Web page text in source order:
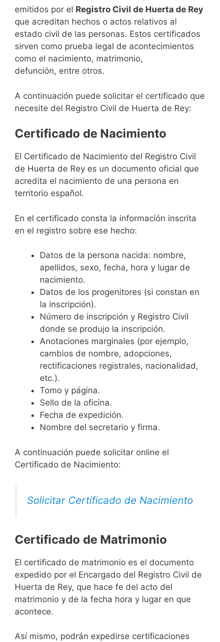
emitidos por el Registro Civil de Huerta de Rey
que acreditan hechos o actos relativos al
estado civil de las personas. Estos certificados
sirven como prueba legal de acontecimientos
como el nacimiento, matrimonio,
defunción, entre otros.
A continuación puede solicitar el certificado que
necesite del Registro Civil de Huerta de Rey:
Certificado de Nacimiento
El Certificado de Nacimiento del Registro Civil
de Huerta de Rey es un documento oficial que
acredita el nacimiento de una persona en
territorio español.
En el certificado consta la información inscrita
en el registro sobre ese hecho:
Datos de la persona nacida: nombre,
apellidos, sexo, fecha, hora y lugar de
nacimiento.
Datos de los progenitores (si constan en
la inscripción).
Número de inscripción y Registro Civil
donde se produjo la inscripción.
Anotaciones marginales (por ejemplo,
cambios de nombre, adopciones,
rectificaciones registrales, nacionalidad,
etc.).
Tomo y página.
Sello de la oficina.
Fecha de expedición.
Nombre del secretario y firma.
A continuación puede solicitar online el
Certificado de Nacimiento:
Solicitar Certificado de Nacimiento
Certificado de Matrimonio
El certificado de matrimonio es el documento
expedido por el Encargado del Registro Civil de
Huerta de Rey, que hace fe del acto del
matrimonio y de la fecha hora y lugar en que
acontece.
Así mismo, podrán expedirse certificaciones